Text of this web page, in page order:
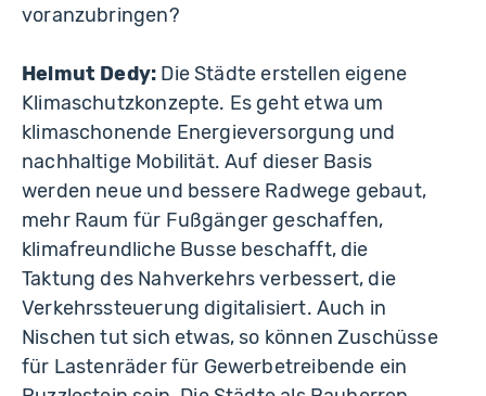
voranzubringen?
Helmut Dedy: Die Städte erstellen eigene
Klimaschutzkonzepte. Es geht etwa um
klimaschonende Energieversorgung und
nachhaltige Mobilität. Auf dieser Basis
werden neue und bessere Radwege gebaut,
mehr Raum für Fußgänger geschaffen,
klimafreundliche Busse beschafft, die
Taktung des Nahverkehrs verbessert, die
Verkehrssteuerung digitalisiert. Auch in
Nischen tut sich etwas, so können Zuschüsse
für Lastenräder für Gewerbetreibende ein